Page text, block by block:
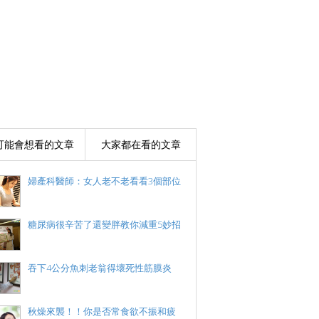
能會想看的文章 大家都在看的文章
婦產科醫師：女人老不老看看3個部位
糖尿病很辛苦了還變胖教你減重5妙招
吞下4公分魚刺老翁得壞死性筋膜炎
秋燥來襲！！你是否常食欲不振和疲